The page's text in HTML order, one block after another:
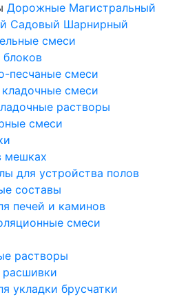
Дорожные Магистральный
Садовый Шарнирный
смеси
блоков
песчаные смеси
смеси
растворы
смеси
мешках
для устройства полов
составы
печей и каминов
смеси
растворы
расшивки
укладки брусчатки